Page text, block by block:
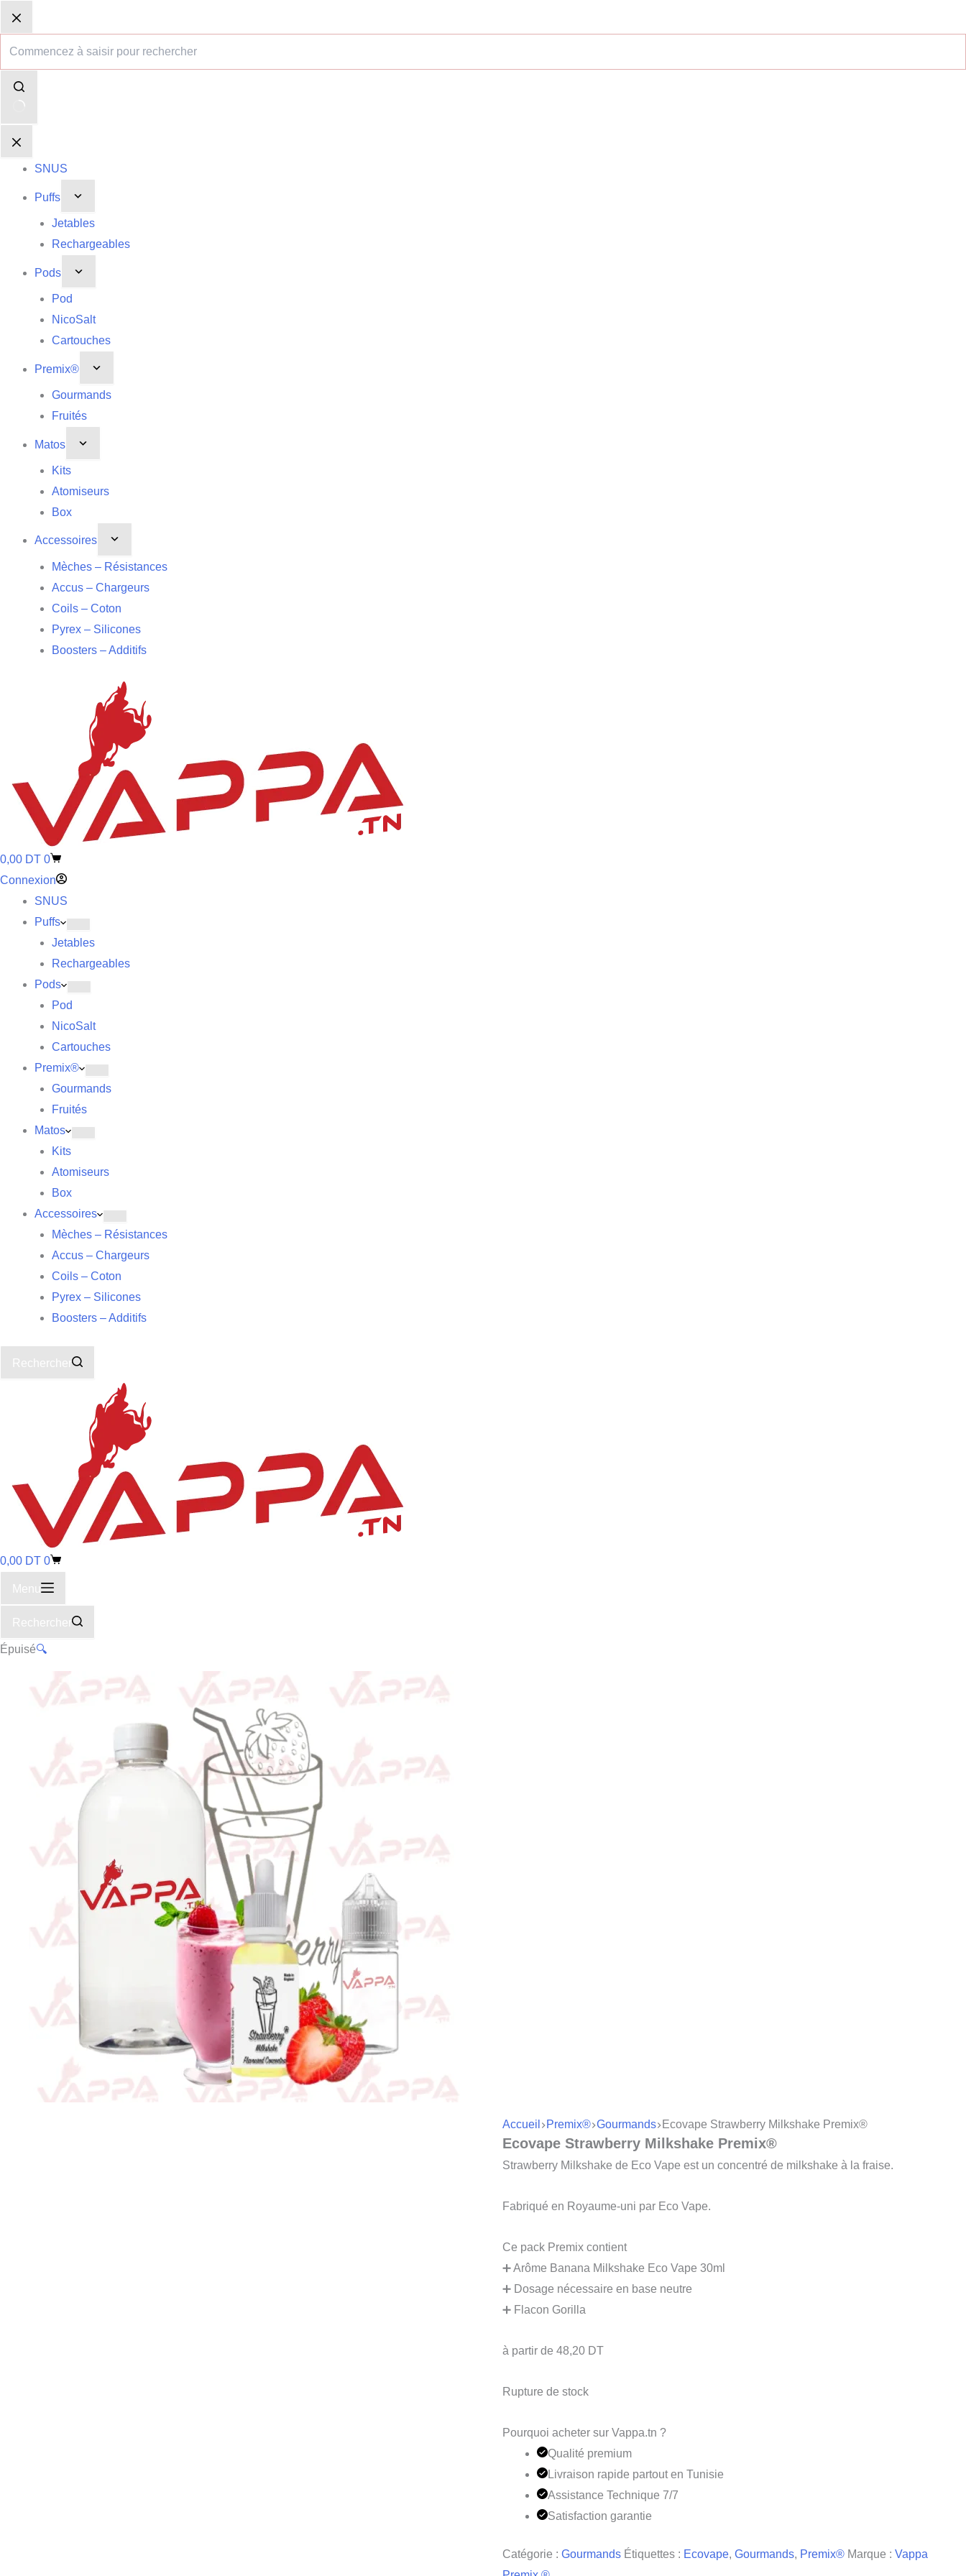
au
contenu
résultat
SNUS
Puffs
Jetables
Rechargeables
Pods
Pod
NicoSalt
Cartouches
Premix®
Gourmands
Fruités
Matos
Kits
Atomiseurs
Box
Accessoires
Mèches – Résistances
Accus – Chargeurs
Coils – Coton
Pyrex – Silicones
Boosters – Additifs
d’achat
0,00 DT 0
Connexion
SNUS
Puffs
Jetables
Rechargeables
Pods
Pod
NicoSalt
Cartouches
Premix®
Gourmands
Fruités
Matos
Kits
Atomiseurs
Box
Accessoires
Mèches – Résistances
Accus – Chargeurs
Coils – Coton
Pyrex – Silicones
Boosters – Additifs
Rechercher
d’achat
0,00 DT 0
Menu
Rechercher
Épuisé🔍
Accueil Premix® Gourmands Ecovape Strawberry Milkshake Premix®
Ecovape Strawberry Milkshake Premix®
Strawberry Milkshake de Eco Vape est un concentré de milkshake à la fraise.
Fabriqué en Royaume-uni par Eco Vape.
Ce pack Premix contient
➕ Arôme Banana Milkshake Eco Vape 30ml
➕ Dosage nécessaire en base neutre
➕ Flacon Gorilla
à partir de 48,20 DT
Rupture de stock
Pourquoi acheter sur Vappa.tn ?
Qualité premium
Livraison rapide partout en Tunisie
Assistance Technique 7/7
Satisfaction garantie
Catégorie : Gourmands Étiquettes : Ecovape, Gourmands, Premix® Marque : Vappa